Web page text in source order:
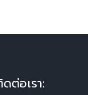
ต่อเรา: